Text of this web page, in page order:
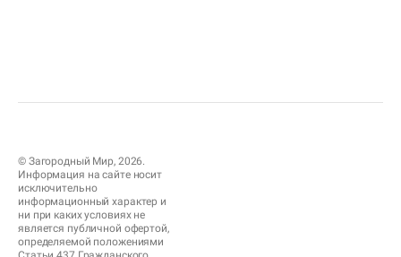
© Загородный Мир, 2026.
Информация на сайте носит
исключительно
информационный характер и
ни при каких условиях не
является публичной офертой,
определяемой положениями